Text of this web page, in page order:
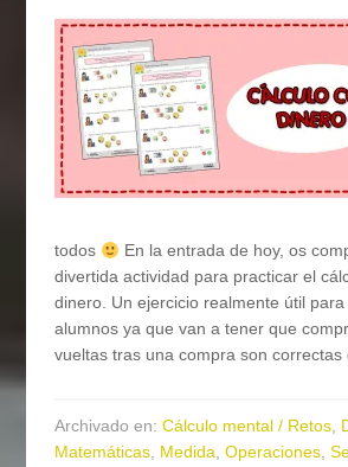
todos
En la entrada de hoy, os
divertida actividad para practicar el
dinero. Un ejercicio realmente útil
alumnos ya que van a tener que
vueltas tras una compra son correctas
Archivado en:Cálculo mental / Retos,
Matemáticas, Medida,Operaciones,